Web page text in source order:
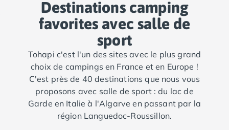
Destinations camping
favorites avec salle de
sport
Tohapi c'est l'un des sites avec le plus grand
choix de campings en France et en Europe !
C'est près de 40 destinations que nous vous
proposons avec salle de sport : du lac de
Garde en Italie à l'Algarve en passant par la
région Languedoc-Roussillon.